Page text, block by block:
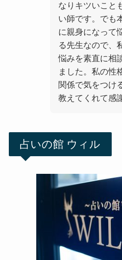
なりキツいこと
い師です。でも
に親身になって
る先生なので、
悩みを素直に相
ました。私の性
関係で気をつけ
教えてくれて感
占いの館 ウィル